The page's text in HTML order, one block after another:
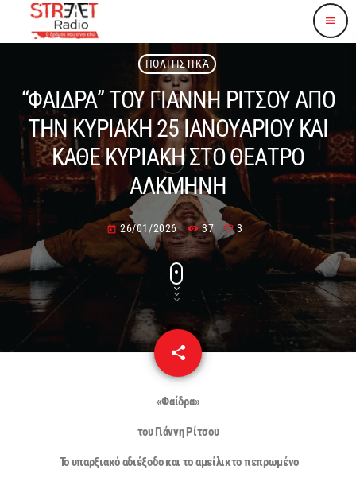
menu
ΠΟΛΙΤΙΣΤΙΚΆ
“ΦΑΙΔΡΑ” ΤΟΥ ΓΙΑΝΝΗ ΡΙΤΣΟΥ ΑΠΟ
ΤΗΝ ΚΥΡΙΑΚΗ 25 ΙΑΝΟΥΑΡΙΟΥ ΚΑΙ
ΚΑΘΕ ΚΥΡΙΑΚΗ ΣΤΟ ΘΕΑΤΡΟ
ΑΛΚΜΗΝΗ
today 26/01/2026 37 3
share
email
«Φαίδρα»
του Γιάννη Ρίτσου
Το υπαρξιακό αδιέξοδο και το αμείλικτο πεπρωμένο